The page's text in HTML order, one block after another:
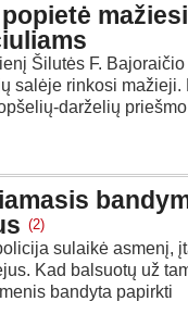
Šilutės F.
salėje rinkosi mažieji.
darželių
(2)
sulaikė asmenį,
Kad balsuotų už
bandyta papirkti